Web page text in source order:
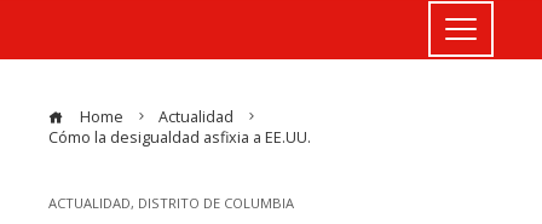
Home
Actualidad
Cómo la desigualdad asfixia a EE.UU.
ACTUALIDAD, DISTRITO DE COLUMBIA